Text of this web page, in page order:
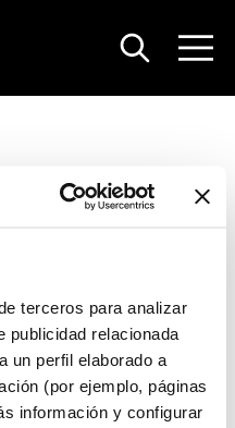
terceros para analizar
publicidad relacionada
un perfil elaborado a
(por ejemplo, páginas
información y configurar